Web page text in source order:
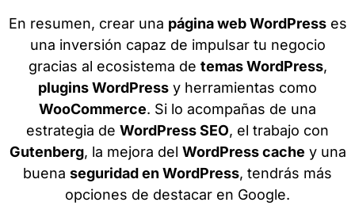
En resumen, crear una página web WordPresses
una inversión capaz de impulsar tu negocio
gracias al ecosistema de temas WordPress,
plugins WordPress y herramientas como
WooCommerce. Si lo acompañas de una
estrategia de WordPress SEO, el trabajo con
Gutenberg, la mejora del WordPress cache y una
buena seguridad en WordPress, tendrás más
opciones de destacar en Google.